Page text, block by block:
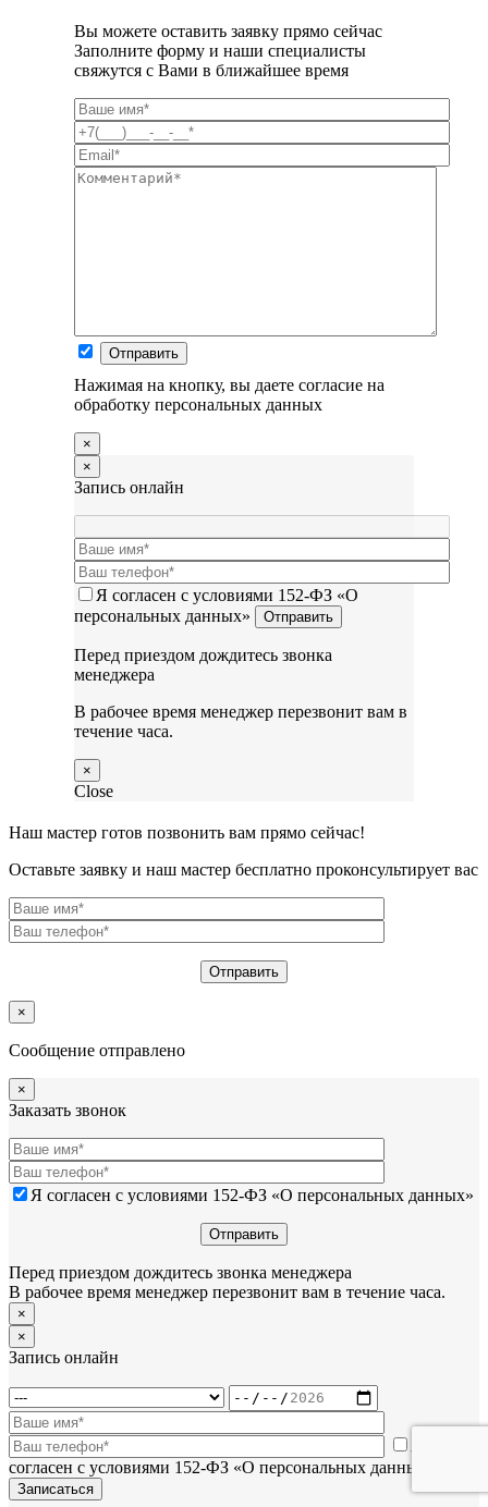
Вы можете оставить заявку прямо сейчас
Заполните форму и наши специалисты
свяжутся с Вами в ближайшее время
Нажимая на кнопку, вы даете согласие на
обработку персональных данных
×
×
Запись онлайн
Я согласен с условиями 152-ФЗ «О
персональных данных»
Перед приездом дождитесь звонка
менеджера
В рабочее время менеджер перезвонит вам в
течение часа.
×
Close
Наш мастер готов позвонить вам прямо сейчас!
Оставьте заявку и наш мастер бесплатно проконсультирует вас
×
Сообщение отправлено
×
Заказать звонок
Я согласен с условиями 152-ФЗ «О персональных данных»
Перед приездом дождитесь звонка менеджера
В рабочее время менеджер перезвонит вам в течение часа.
×
×
Запись онлайн
согласен с условиями 152-ФЗ «О персональных данных»